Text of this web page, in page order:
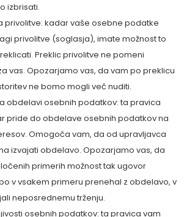
izbrisati.
privolitve: kadar vaše osebne podatke
privolitve (soglasja), imate možnost to
Preklic privolitve ne pomeni
vas. Opozarjamo vas, da vam po preklicu
ne bomo mogli več nuditi.
obdelavi osebnih podatkov: ta pravica
pride do obdelave osebnih podatkov na
Omogoča vam, da od upravljavca
izvajati obdelavo. Opozarjamo vas, da
primerih možnost tak ugovor
v vsakem primeru prenehal z obdelavo, v
neposrednemu trženju.
osebnih podatkov: ta pravica vam